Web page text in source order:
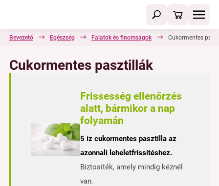
Bevezető Egészség Falatok és finomságok Cukormentes
Cukormentes pasztillák
Frissesség ellenőrzés
alatt, bármikor a nap
folyamán
5 íz cukormentes pasztilla az
azonnali leheletfrissítéshez.
Biztosíték, amely mindig kéznél
van.